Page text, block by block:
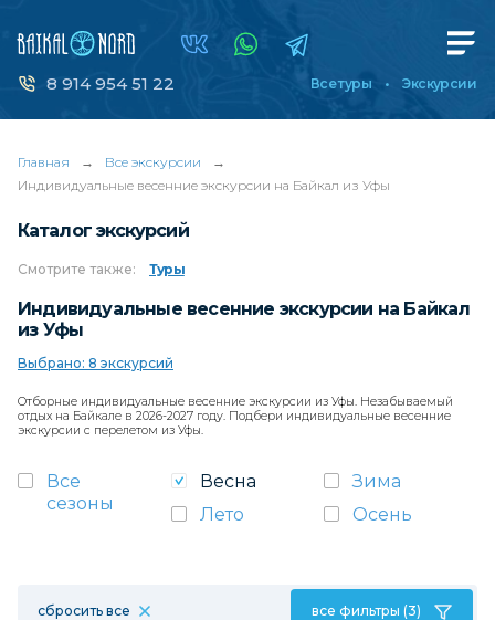
8 914 954 51 22 Все туры Экскурсии
Главная → Все экскурсии
→
Индивидуальные весенние экскурсии на Байкал из Уфы
Каталог экскурсий
Смотрите также: Туры
Индивидуальные весенние экскурсии на Байкал
из Уфы
Выбрано: 8 экскурсий
Отборные индивидуальные весенние экскурсии из Уфы. Незабываемый
отдых на Байкале в 2026-2027 году. Подбери индивидуальные весенние
экскурсии с перелетом из Уфы.
Все
сезоны
Весна
Зима
Лето
Осень
сбросить все все фильтры (3)